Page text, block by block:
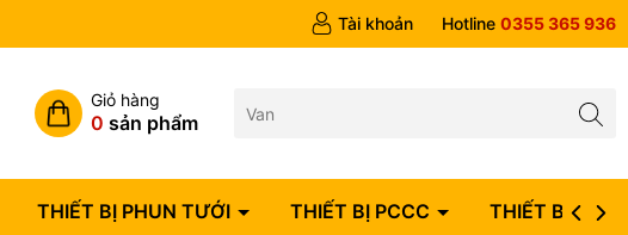
Tài khoản Hotline 0355 365 936
Giỏ hàng
0 sản phẩm
THIẾT BỊ PHUN TƯỚI THIẾT BỊ PCCC THIẾT BỊ ĐIỆN